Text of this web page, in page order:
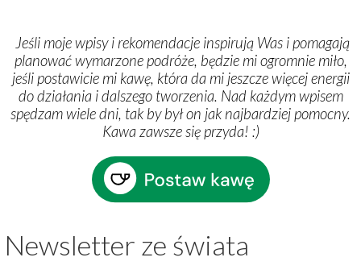
Jeśli moje wpisy i rekomendacje inspirują Was i pomagają
planować wymarzone podróże, będzie mi ogromnie miło,
jeśli postawicie mi kawę, która da mi jeszcze więcej energii
do działania i dalszego tworzenia. Nad każdym wpisem
spędzam wiele dni, tak by był on jak najbardziej pomocny.
Kawa zawsze się przyda! :)
Newsletter ze świata